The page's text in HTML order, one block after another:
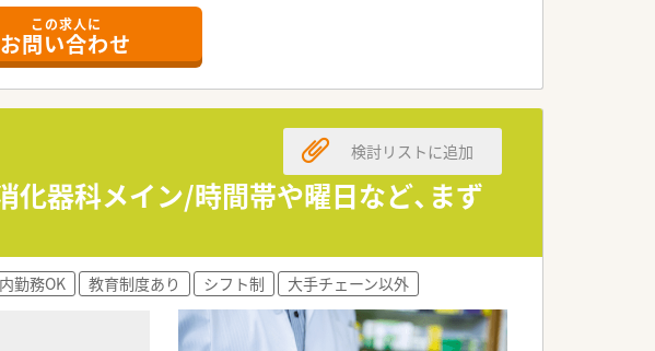
この求人に
お問い合わせ
化器科メイン/時間帯や曜日など、まず
検討リストに追加
勤務OK 教育制度あり シフト制 大手チェーン以外